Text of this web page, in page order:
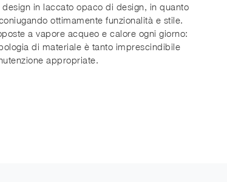
in laccato opaco di design, in quanto
ottimamente funzionalità e stile.
a vapore acqueo e calore ogni giorno:
di materiale è tanto imprescindibile
appropriate.